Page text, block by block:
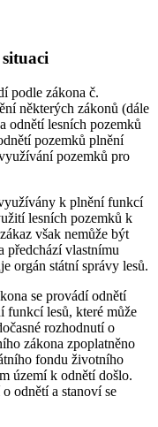
podle zákona č.
některých zákonů (dále
odnětí lesních pozemků
pozemků plnění
pozemků pro
k plnění funkcí
lesních pozemků k
však nemůže být
předchází vlastnímu
orgán státní správy lesů.
se provádí odnětí
funkcí lesů, které může
rozhodnutí o
zákona zpoplatněno
fondu životního
území k odnětí došlo.
odnětí a stanoví se